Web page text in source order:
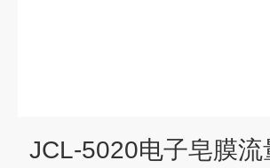
JCL-5020电子皂膜流